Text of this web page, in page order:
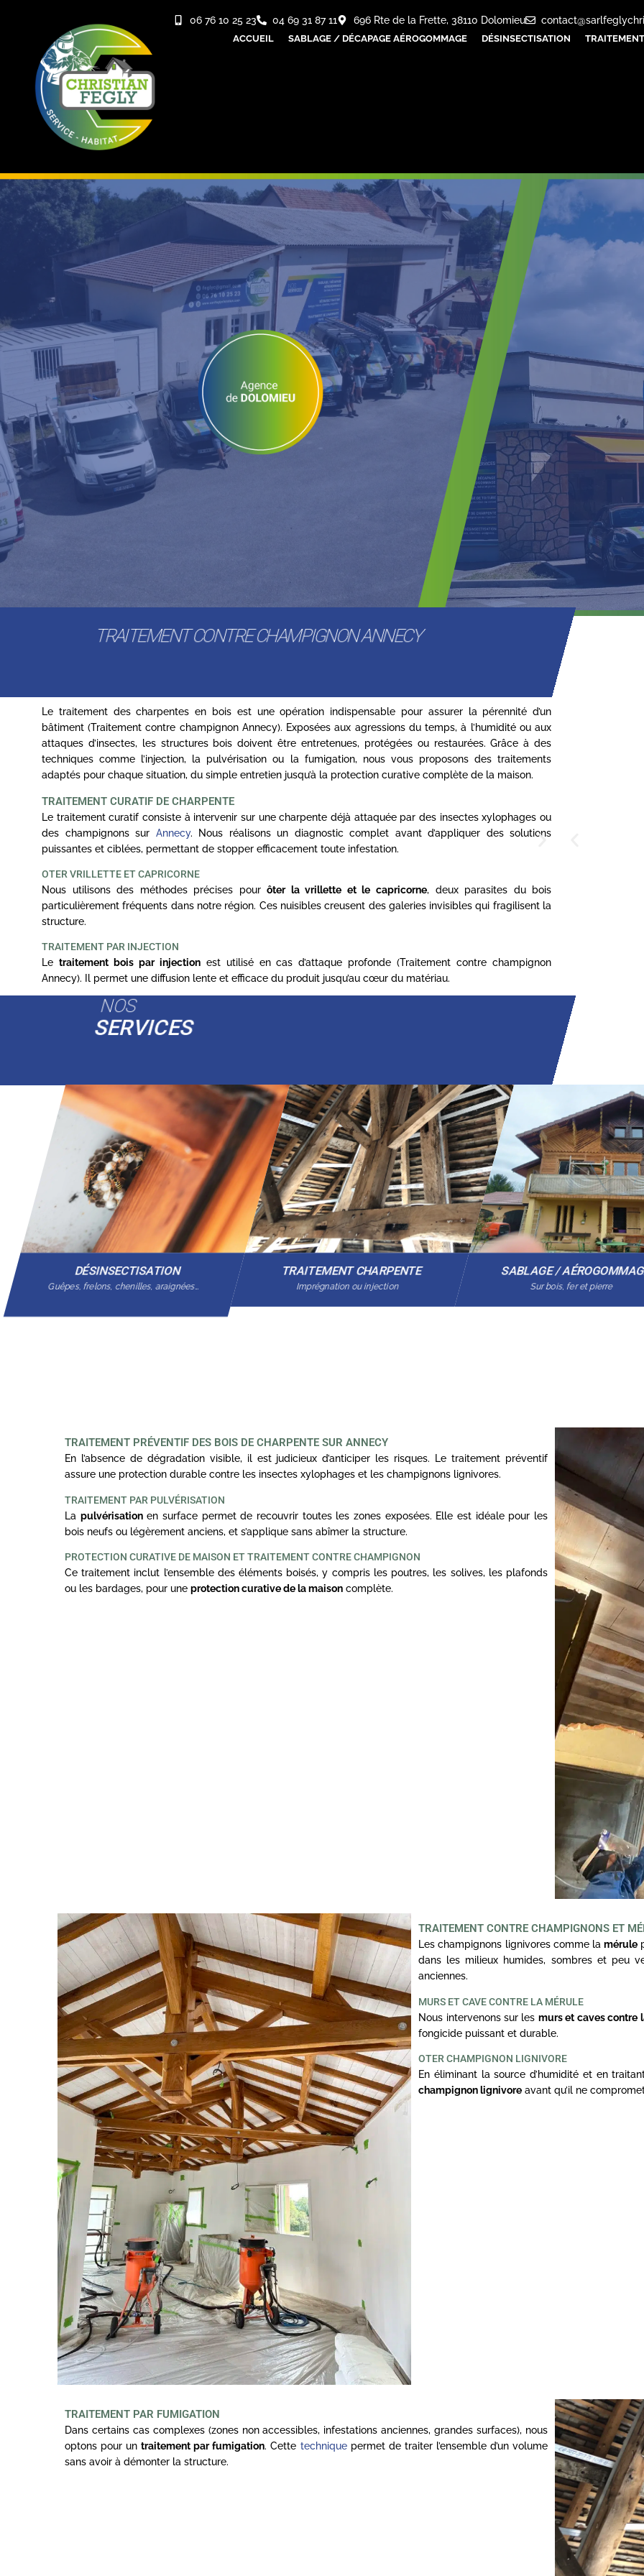
06 76 10 25 23 04 69 31 87 11 696 Rte de la Frette, 38110 Dolomieu
ACCUEIL SABLAGE / DÉCAPAGE AÉROGOMMAGE DÉSINSECTISATION
TRAITEMENT CONTRE CHAMPIGNON ANNECY
Le traitement des charpentes en bois est une opération indispensable pour assurer la pérennité d’un
bâtiment (Traitement contre champignon Annecy). Exposées aux agressions du temps, à l’humidité ou aux
attaques d’insectes, les structures bois doivent être entretenues, protégées ou restaurées. Grâce à des
techniques comme l’injection, la pulvérisation ou la fumigation, nous vous proposons des traitements
adaptés pour chaque situation, du simple entretien jusqu’à la protection curative complète de la maison.
TRAITEMENT CURATIF DE CHARPENTE
Le traitement curatif consiste à intervenir sur une charpente déjà attaquée par des insectes xylophages ou
des champignons sur Annecy. Nous réalisons un diagnostic complet avant d’appliquer des solutions
puissantes et ciblées, permettant de stopper efficacement toute infestation.
OTER VRILLETTE ET CAPRICORNE
Nous utilisons des méthodes précises pourôter la vrillette et le capricorne, deux parasites du bois
particulièrement fréquents dans notre région. Ces nuisibles creusent des galeries invisibles qui fragilisent la
structure.
TRAITEMENT PAR INJECTION
Le traitement bois par injectionest utilisé en cas d’attaque profonde (Traitement contre champignon
Annecy). Il permet une diffusion lente et efficace du produit jusqu’au cœur du matériau.
NOS
SERVICES
DÉSINSECTISATION
Guêpes, frelons, chenilles, araignées…
TRAITEMENT CHARPENTE
Imprégnation ou injection
SABLAGE /
Sur bois, fer et pierre
TRAITEMENT PRÉVENTIF DES BOIS DE CHARPENTE SUR ANNECY
En l’absence de dégradation visible, il est judicieux d’anticiper les risques. Le traitement préventif
assure une protection durable contre les insectes xylophages et les champignons lignivores.
TRAITEMENT PAR PULVÉRISATION
La pulvérisationen surface permet de recouvrir toutes les zones exposées. Elle est idéale pour les
bois neufs ou légèrement anciens, et s’applique sans abîmer la structure.
PROTECTION CURATIVE DE MAISON ET TRAITEMENT CONTRE CHAMPIGNON
Ce traitement inclut l’ensemble des éléments boisés, y compris les poutres, les solives, les plafonds
ou les bardages, pour une protection curative de la maison complète.
TRAITEMENT CONTRE CHAMPIGNONS ET
Les champignons lignivores comme lamérule
dans les milieux humides, sombres et peu
anciennes.
MURS ET CAVE CONTRE LA MÉRULE
Nous intervenons sur les murs et caves contre
fongicide puissant et durable.
OTER CHAMPIGNON LIGNIVORE
En éliminant la source d’humidité et en
champignon lignivore avant qu’il ne
TRAITEMENT PAR FUMIGATION
Dans certains cas complexes (zones non accessibles, infestations anciennes, grandes surfaces), nous
optons pour untraitement par fumigation. Cette techniquepermet de traiter l’ensemble d’un volume
sans avoir à démonter la structure.